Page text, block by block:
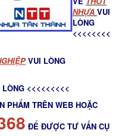
NHỰA VUI
LÒNG
<<<<<<<<
VUI LÒNG
LÒNG <<<<<<<<<
PHẨM TRÊN WEB HOẶC
ĐỂ ĐƯỢC TƯ VẤN CỤ